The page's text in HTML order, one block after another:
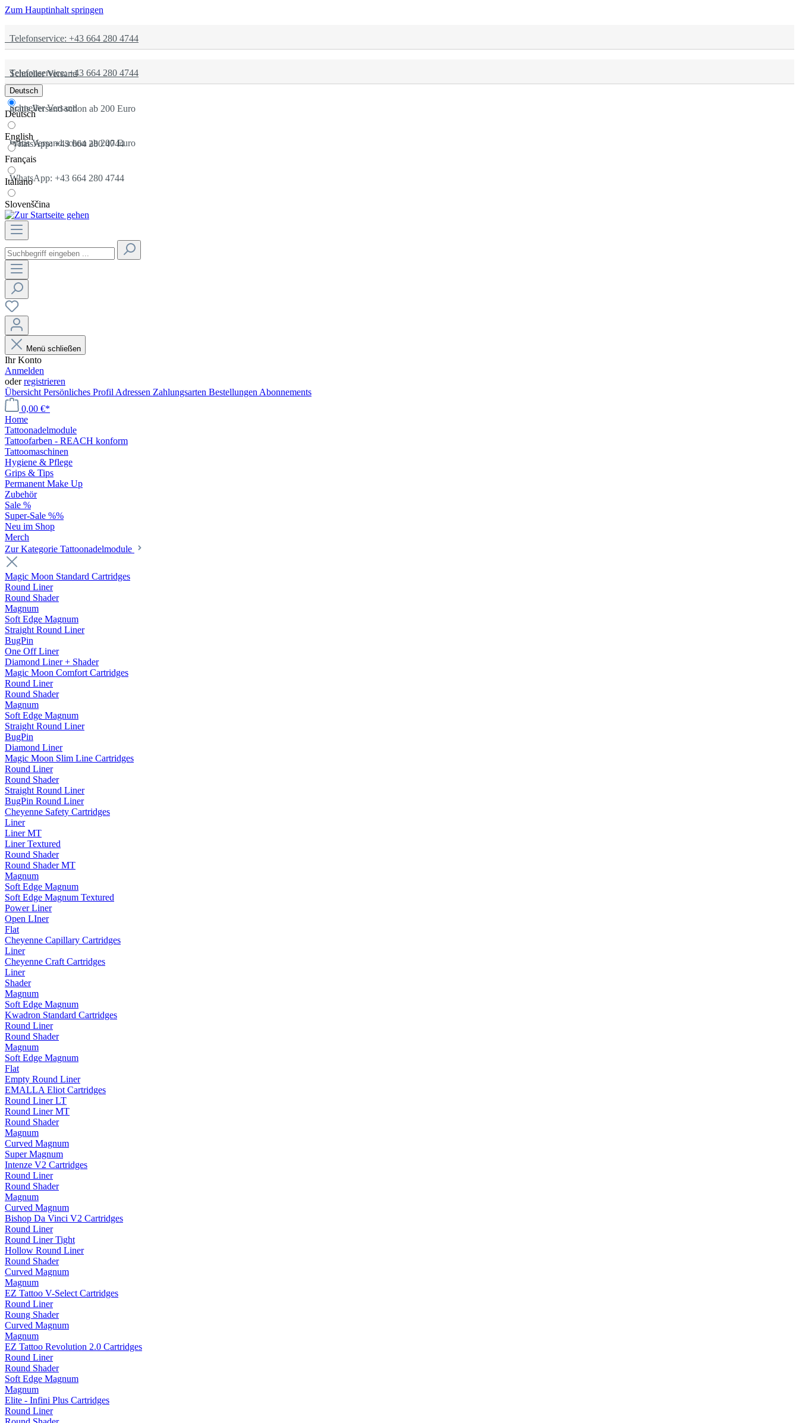
Zum Hauptinhalt springen
Telefonservice: +43 664 280 4744
Schneller Versand
gratis Versand schon ab 200 Euro
WhatsApp: +43 664 280 4744
Telefonservice: +43 664 280 4744
Schneller Versand
gratis Versand schon ab 200 Euro
WhatsApp: +43 664 280 4744
Deutsch
Deutsch
English
Français
Italiano
Slovenščina
Menü schließen
Ihr Konto
Anmelden
oderregistrieren
Übersicht Persönliches Profil Adressen Zahlungsarten Bestellungen Abonnements
0,00 €*
Home
Tattoonadelmodule
Tattoofarben - REACH konform
Tattoomaschinen
Hygiene & Pflege
Grips & Tips
Permanent Make Up
Zubehör
Sale %
Super-Sale %%
Neu im Shop
Merch
Zur Kategorie Tattoonadelmodule
Magic Moon Standard Cartridges
Round Liner
Round Shader
Magnum
Soft Edge Magnum
Straight Round Liner
BugPin
One Off Liner
Diamond Liner + Shader
Magic Moon Comfort Cartridges
Round Liner
Round Shader
Magnum
Soft Edge Magnum
Straight Round Liner
BugPin
Diamond Liner
Magic Moon Slim Line Cartridges
Round Liner
Round Shader
Straight Round Liner
BugPin Round Liner
Cheyenne Safety Cartridges
Liner
Liner MT
Liner Textured
Round Shader
Round Shader MT
Magnum
Soft Edge Magnum
Soft Edge Magnum Textured
Power Liner
Open LIner
Flat
Cheyenne Capillary Cartridges
Liner
Cheyenne Craft Cartridges
Liner
Shader
Magnum
Soft Edge Magnum
Kwadron Standard Cartridges
Round Liner
Round Shader
Magnum
Soft Edge Magnum
Flat
Empty Round Liner
EMALLA Eliot Cartridges
Round Liner LT
Round Liner MT
Round Shader
Magnum
Curved Magnum
Super Magnum
Intenze V2 Cartridges
Round Liner
Round Shader
Magnum
Curved Magnum
Bishop Da Vinci V2 Cartridges
Round Liner
Round Liner Tight
Hollow Round Liner
Round Shader
Curved Magnum
Magnum
EZ Tattoo V-Select Cartridges
Round Liner
Roung Shader
Curved Magnum
Magnum
EZ Tattoo Revolution 2.0 Cartridges
Round Liner
Round Shader
Soft Edge Magnum
Magnum
Elite - Infini Plus Cartridges
Round Liner